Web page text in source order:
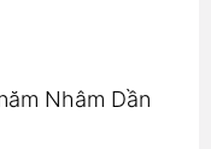
Nhâm Dần